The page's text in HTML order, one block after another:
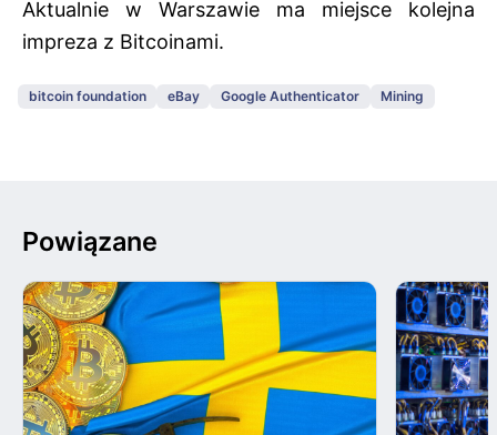
Aktualnie w Warszawie ma miejsce kolejna
impreza z Bitcoinami.
bitcoin foundation eBay Google Authenticator Mining
Powiązane